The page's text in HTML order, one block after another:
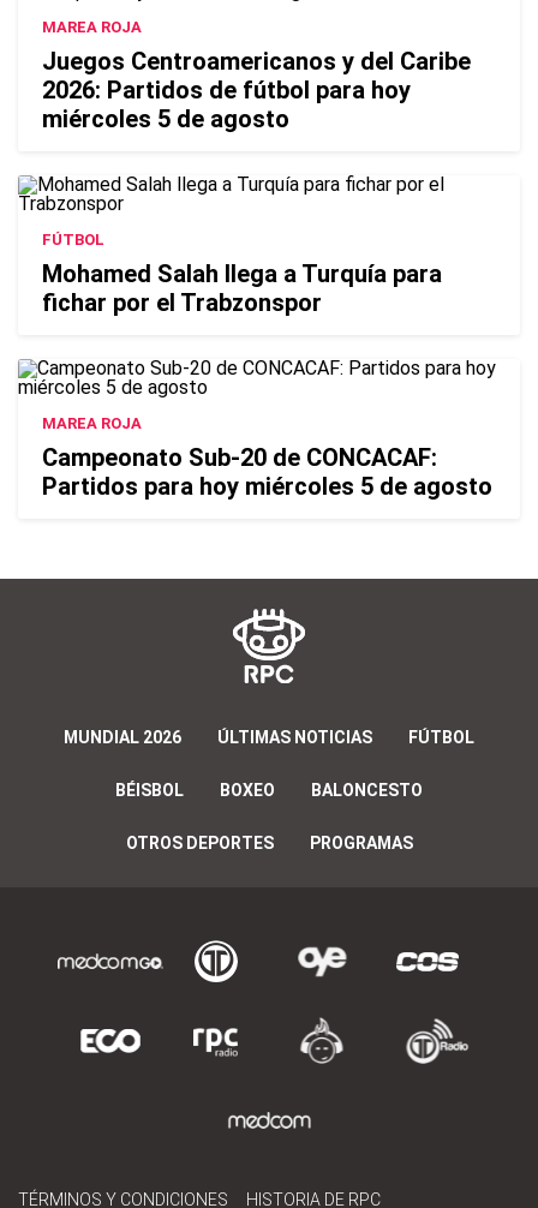
MAREA ROJA
Juegos Centroamericanos y del Caribe
2026: Partidos de fútbol para hoy
miércoles 5 de agosto
FÚTBOL
Mohamed Salah llega a Turquía para
fichar por el Trabzonspor
MAREA ROJA
Campeonato Sub-20 de CONCACAF:
Partidos para hoy miércoles 5 de agosto
MUNDIAL 2026 ÚLTIMAS NOTICIAS FÚTBOL
BÉISBOL BOXEO BALONCESTO
OTROS DEPORTES PROGRAMAS
TÉRMINOS Y CONDICIONES HISTORIA DE RPC